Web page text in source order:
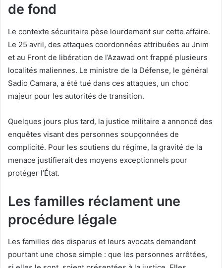
de fond
Le contexte sécuritaire pèse lourdement sur cette affaire.
Le 25 avril, des attaques coordonnées attribuées au Jnim
et au Front de libération de l’Azawad ont frappé plusieurs
localités maliennes. Le ministre de la Défense, le général
Sadio Camara, a été tué dans ces attaques, un choc
majeur pour les autorités de transition.
Quelques jours plus tard, la justice militaire a annoncé des
enquêtes visant des personnes soupçonnées de
complicité. Pour les soutiens du régime, la gravité de la
menace justifierait des moyens exceptionnels pour
protéger l’État.
Les familles réclament une
procédure légale
Les familles des disparus et leurs avocats demandent
pourtant une chose simple : que les personnes arrêtées,